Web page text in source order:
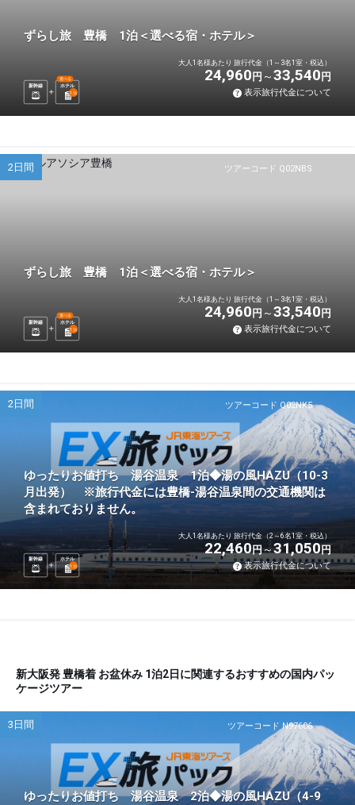
ずらし旅 豊橋 1泊＜選べる宿・ホテル＞
新幹線 ホテル
選べる
1 泊
大人1名様あたり 旅行代金（1～3名1室・税込）
24,960 円 33,540 円
表示旅行代金について
ツアーコード Q02NBS
2日間
ずらし旅 豊橋 1泊＜選べる宿・ホテル＞
新幹線 ホテル
選べる
1 泊
大人1名様あたり 旅行代金（1～3名1室・税込）
24,960 円 33,540 円
表示旅行代金について
ツアーコード Q02NK5
2日間
ゆったりお値打ち 湯谷温泉 1泊◆湯の風HAZU（10-3
月出発） ※旅行代金には豊橋-湯谷温泉間の交通機関は
含まれておりません。
新幹線
ホテル
1 泊
大人1名様あたり 旅行代金（2～6名1室・税込）
22,460円 31,050円
表示旅行代金について
新大阪発 豊橋着 お盆休み 1泊2日に関連するおすすめの国内パッ
ケージツアー
ツアーコード N97606
3日間
ゆったりお値打ち 湯谷温泉 2泊◆湯の風HAZU（4-9